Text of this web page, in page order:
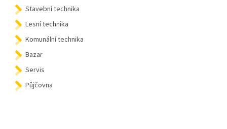
Stavební technika
Lesní technika
Komunální technika
Bazar
Servis
Půjčovna